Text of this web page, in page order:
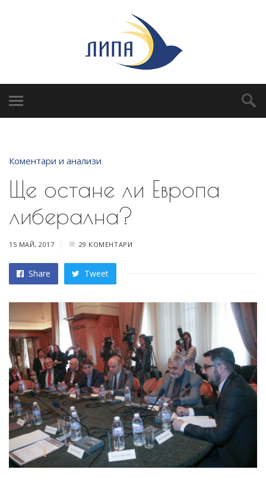
Коментари и анализи
Ще остане ли Европа
либерална?
15 МАЙ, 2017 29 КОМЕНТАРИ
Share Tweet